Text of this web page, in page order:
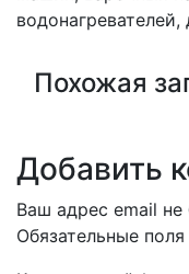
Похожая
Добавить
Ваш адрес email не
Обязательные